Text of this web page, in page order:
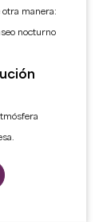
está
una vista
en un
los
manera:
nocturno